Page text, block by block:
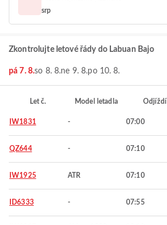
srp
Zkontrolujte letové řády do Labuan Bajo
pá 7. 8.so 8. 8.ne 9. 8.po 10. 8.
Let č. Model letadla Odjíždí
IW1831 - 07:00
QZ644 - 07:10
IW1925 ATR 07:10
ID6333 - 07:55